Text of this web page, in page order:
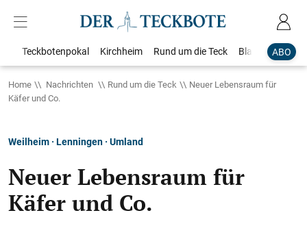
ABO
Teckbotenpokal Kirchheim Rund um die Teck Blaulicht
Home Nachrichten Rund um die Teck
Neuer Lebensraum für
Käfer und Co.
Weilheim · Lenningen · Umland
Neuer Lebensraum für
Käfer und Co.